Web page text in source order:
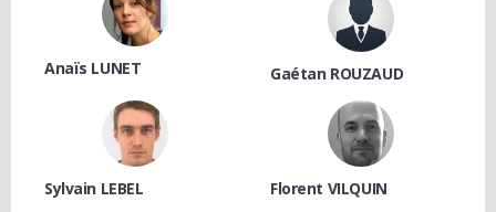
Anaïs LUNET Gaétan ROUZAUD
Sylvain LEBEL Florent VILQUIN